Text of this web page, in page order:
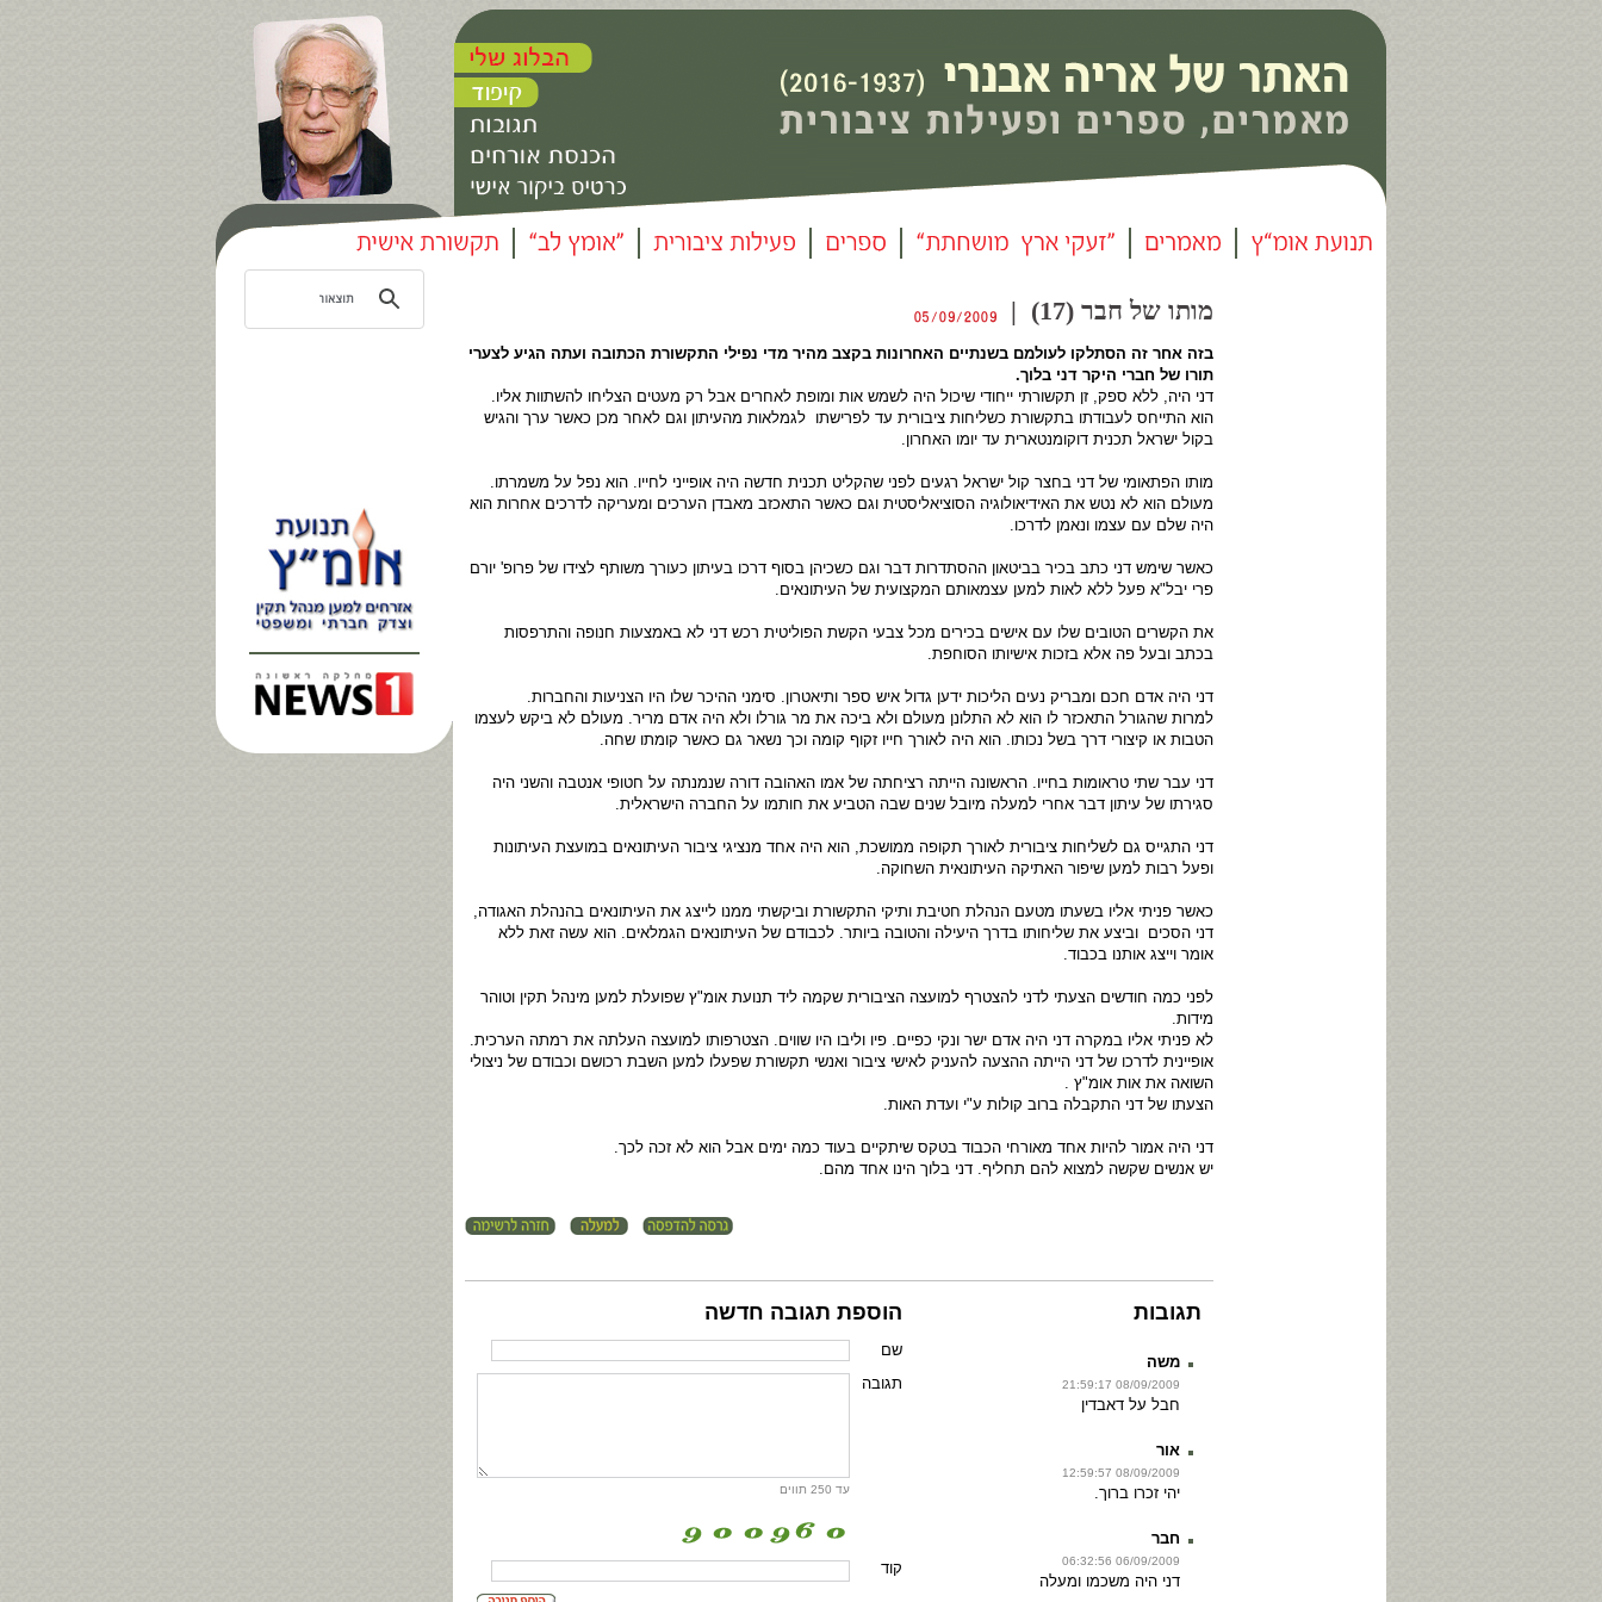
מותו של חבר (17) |
בזה אחר זה הסתלקו לעולמם בשנתיים האחרונות בקצב מהיר מדי נפילי התקשורת הכתובה ועתה הגיע לצערי
תורו של חברי היקר דני בלוך.
דני היה, ללא ספק, זן תקשורתי ייחודי שיכול היה לשמש אות ומופת לאחרים אבל רק מעטים הצליחו להשתוות אליו.
הוא התייחס לעבודתו בתקשורת כשליחות ציבורית עד לפרישתו לגמלאות מהעיתון וגם לאחר מכן כאשר ערך והגיש
בקול ישראל תכנית דוקומנטארית עד יומו האחרון.
מותו הפתאומי של דני בחצר קול ישראל רגעים לפני שהקליט תכנית חדשה היה אופייני לחייו. הוא נפל על משמרתו.
מעולם הוא לא נטש את האידיאולוגיה הסוציאליסטית וגם כאשר התאכזב מאבדן הערכים ומעריקה לדרכים אחרות הוא
היה שלם עם עצמו ונאמן לדרכו.
כאשר שימש דני כתב בכיר בביטאון ההסתדרות דבר וגם כשכיהן בסוף דרכו בעיתון כעורך משותף לצידו של פרופ' יורם
פרי יבל"א פעל ללא לאות למען עצמאותם המקצועית של העיתונאים.
את הקשרים הטובים שלו עם אישים בכירים מכל צבעי הקשת הפוליטית רכש דני לא באמצעות חנופה והתרפסות
בכתב ובעל פה אלא בזכות אישיותו הסוחפת.
דני היה אדם חכם ומבריק נעים הליכות ידען גדול איש ספר ותיאטרון. סימני ההיכר שלו היו הצניעות והחברות.
למרות שהגורל התאכזר לו הוא לא התלונן מעולם ולא ביכה את מר גורלו ולא היה אדם מריר. מעולם לא ביקש לעצמו
הטבות או קיצורי דרך בשל נכותו. הוא היה לאורך חייו זקוף קומה וכך נשאר גם כאשר קומתו שחה.
דני עבר שתי טראומות בחייו. הראשונה הייתה רציחתה של אמו האהובה דורה שנמנתה על חטופי אנטבה והשני היה
סגירתו של עיתון דבר אחרי למעלה מיובל שנים שבה הטביע את חותמו על החברה הישראלית.
דני התגייס גם לשליחות ציבורית לאורך תקופה ממושכת, הוא היה אחד מנציגי ציבור העיתונאים במועצת העיתונות
ופעל רבות למען שיפור האתיקה העיתונאית השחוקה.
כאשר פניתי אליו בשעתו מטעם הנהלת חטיבת ותיקי התקשורת וביקשתי ממנו לייצג את העיתונאים בהנהלת האגודה,
דני הסכים וביצע את שליחותו בדרך היעילה והטובה ביותר. לכבודם של העיתונאים הגמלאים. הוא עשה זאת ללא
אומר וייצג אותנו בכבוד.
לפני כמה חודשים הצעתי לדני להצטרף למועצה הציבורית שקמה ליד תנועת אומ"ץ שפועלת למען מינהל תקין וטוהר
מידות.
לא פניתי אליו במקרה דני היה אדם ישר ונקי כפיים. פיו וליבו היו שווים. הצטרפותו למועצה העלתה את רמתה הערכית.
אופיינית לדרכו של דני הייתה ההצעה להעניק לאישי ציבור ואנשי תקשורת שפעלו למען השבת רכושם וכבודם של ניצולי
השואה את אות אומ"ץ .
הצעתו של דני התקבלה ברוב קולות ע"י ועדת האות.
דני היה אמור להיות אחד מאורחי הכבוד בטקס שיתקיים בעוד כמה ימים אבל הוא לא זכה לכך.
יש אנשים שקשה למצוא להם תחליף. דני בלוך הינו אחד מהם.
הוספת תגובה חדשה
שם
עד 250 תווים
תגובה
קוד
תגובות
משה
08/09/2009 21:59:17
חבל על דאבדין
אור
08/09/2009 12:59:57
יהי זכרו ברוך.
חבר
06/09/2009 06:32:56
דני היה משכמו ומעלה